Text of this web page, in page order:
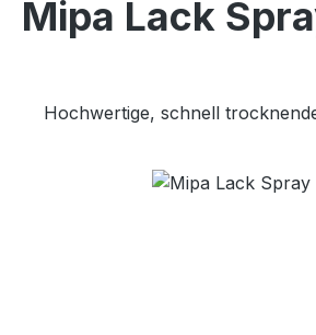
Mipa Lack
Hochwertige, schnell
Bildergalerie überspringen